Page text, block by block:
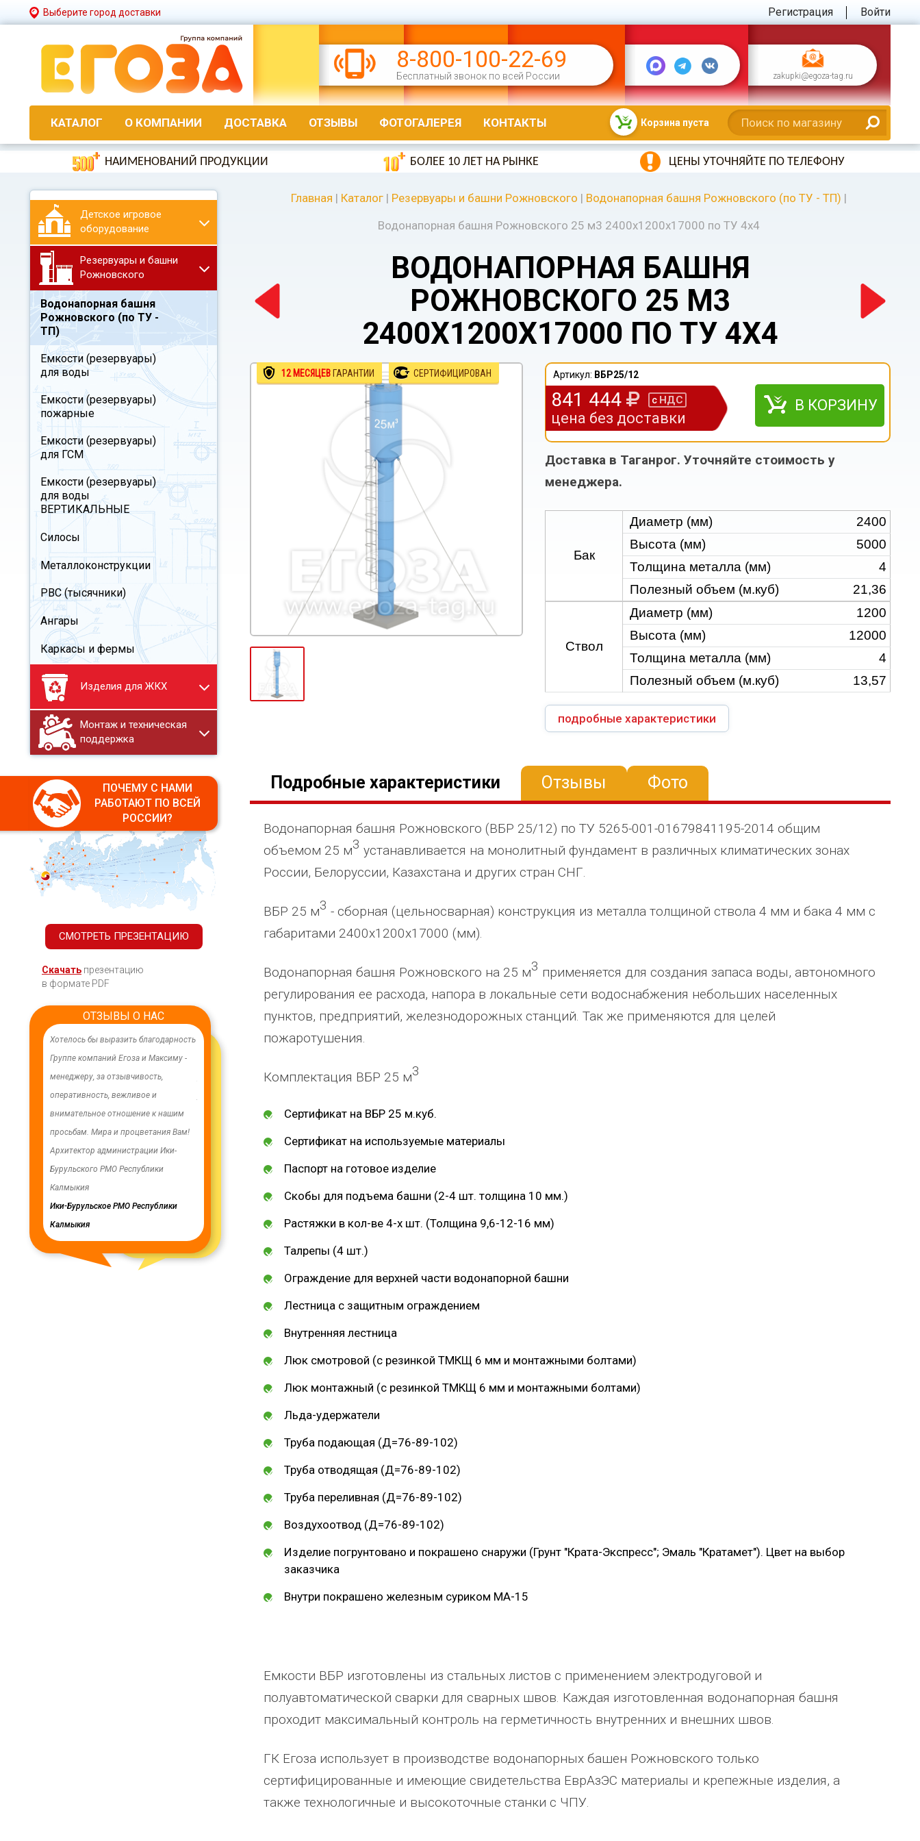
Выберите город доставки Регистрация Войти
8-800-100-22-69
Бесплатный звонок по всей России zakupki@egoza-tag.ru
КАТАЛОГ О КОМПАНИИ ДОСТАВКА ОТЗЫВЫ ФОТОГАЛЕРЕЯ КОНТАКТЫ Корзина пуста
НАИМЕНОВАНИЙ ПРОДУКЦИИ БОЛЕЕ 10 ЛЕТ НА РЫНКЕ ЦЕНЫ УТОЧНЯЙТЕ ПО ТЕЛЕФОНУ
Детское игровое
оборудование
Резервуары и башни
Рожновского
Водонапорная башня
Рожновского (по ТУ -
ТП)
Емкости (резервуары)
для воды
Емкости (резервуары)
пожарные
Емкости (резервуары)
для ГСМ
Емкости (резервуары)
для воды
ВЕРТИКАЛЬНЫЕ
Силосы
Металлоконструкции
РВС (тысячники)
Ангары
Каркасы и фермы
Изделия для ЖКХ
Монтаж и техническая
поддержка
ПОЧЕМУ С НАМИ
РАБОТАЮТ ПО ВСЕЙ
РОССИИ?
СМОТРЕТЬ ПРЕЗЕНТАЦИЮ
Скачать презентацию
в формате PDF
ОТЗЫВЫ О НАС
Хотелось бы выразить благодарность
Группе компаний Егоза и Максиму -
менеджеру, за отзывчивость,
оперативность, вежливое и
внимательное отношение к нашим
просьбам. Мира и процветания Вам!
Архитектор администрации Ики-
Бурульского РМО Республики
Калмыкия
Ики-Бурульское РМО Республики
Калмыкия
В целях устойчивого водоснабжения,
ремонтные работы на водозаборе:
Рожновского, емкостью 100 м3;
скважинах, а также выполнено
ограждение по периметру водозаб...
Бага-Чоносовское сельское
муниципальное образование
Целинного района Республики
От всей души хочу поблагодарить
индивидуальный подход и
лет приобретаем детское спортивное
качеством продукции, дорожим
нашим сотрудничеством! Желаем
Администрация Харлуского
сельского поселения
Администрация МО "Новогорское"
Главная | Каталог | Резервуары и башни Рожновского | Водонапорная башня Рожновского (по ТУ - ТП) |
Водонапорная башня Рожновского 25 м3 2400х1200х17000 по ТУ 4х4
ВОДОНАПОРНАЯ БАШНЯ
РОЖНОВСКОГО 25 М3
2400Х1200Х17000 ПО ТУ 4Х4
12 МЕСЯЦЕВ ГАРАНТИИ СЕРТИФИЦИРОВАН Артикул: ВБР25/12
841 444 с НДС
цена без доставки
В КОРЗИНУ
Доставка в Таганрог. Уточняйте стоимость у
менеджера.
Бак
Диаметр (мм)
2400
Высота (мм)
5000
Толщина металла (мм)
4
Полезный объем (м.куб)
21,36
Ствол
Диаметр (мм)
1200
Высота (мм)
12000
Толщина металла (мм)
4
Полезный объем (м.куб)
13,57
подробные характеристики
Подробные характеристики Отзывы Фото
Водонапорная башня Рожновского (ВБР 25/12) по ТУ 5265-001-01679841195-2014 общим
объемом 25 м3 устанавливается на монолитный фундамент в различных климатических зонах
России, Белоруссии, Казахстана и других стран СНГ.
ВБР 25 м3 - сборная (цельносварная) конструкция из металла толщиной ствола 4 мм и бака 4 мм с
габаритами 2400х1200х17000 (мм).
Водонапорная башня Рожновского на 25 м3 применяется для создания запаса воды, автономного
регулирования ее расхода, напора в локальные сети водоснабжения небольших населенных
пунктов, предприятий, железнодорожных станций. Так же применяются для целей
пожаротушения.
Комплектация ВБР 25 м3
Сертификат на ВБР 25 м.куб.
Сертификат на используемые материалы
Паспорт на готовое изделие
Скобы для подъема башни (2-4 шт. толщина 10 мм.)
Растяжки в кол-ве 4-х шт. (Толщина 9,6-12-16 мм)
Талрепы (4 шт.)
Ограждение для верхней части водонапорной башни
Лестница с защитным ограждением
Внутренняя лестница
Люк смотровой (с резинкой ТМКЩ 6 мм и монтажными болтами)
Люк монтажный (с резинкой ТМКЩ 6 мм и монтажными болтами)
Льда-удержатели
Труба подающая (Д=76-89-102)
Труба отводящая (Д=76-89-102)
Труба переливная (Д=76-89-102)
Воздухоотвод (Д=76-89-102)
Изделие погрунтовано и покрашено снаружи (Грунт "Крата-Экспресс"; Эмаль "Кратамет"). Цвет на выбор
заказчика
Внутри покрашено железным суриком МА-15
Емкости ВБР изготовлены из стальных листов с применением электродуговой и
полуавтоматической сварки для сварных швов. Каждая изготовленная водонапорная башня
проходит максимальный контроль на герметичность внутренних и внешних швов.
ГК Егоза использует в производстве водонапорных башен Рожновского только
сертифицированные и имеющие свидетельства ЕврАзЭС материалы и крепежные изделия, а
также технологичные и высокоточные станки с ЧПУ.